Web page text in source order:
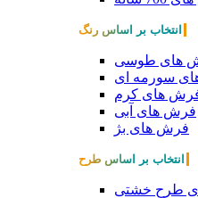
انتخاب بر اساس رنگ
های طوسی
سورمه ای
های کرم
فرش های آبی
فرش های بژ
انتخاب بر اساس طرح
طرح خشتی